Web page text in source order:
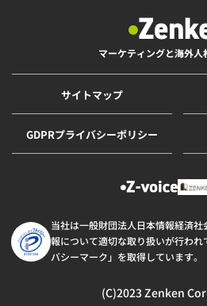
マーケティングと海外
サイトマップ
GDPRプライバシーポリシー
当社は一般財団法人日本情報経済
報について適切な取り扱いが行わ
バシーマーク」を取得しています。
(C)2023 Zenken